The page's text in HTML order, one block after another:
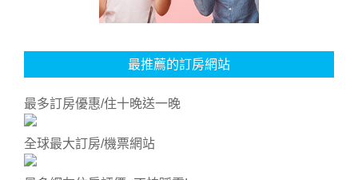
最推薦的訂房網站
最多訂房優惠/住十晚送一晚
全球最大訂房/機票網站